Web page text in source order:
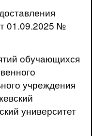
01.09.2025 №
обучающихся
учреждения
университет